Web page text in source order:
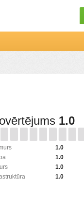
1.0
1.0
1.0
1.0
1.0